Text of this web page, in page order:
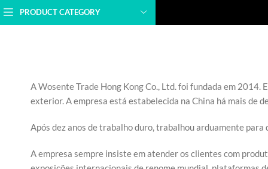
PRODUCT CATEGORY
A Wosente Trade Hong Kong Co., Ltd. foi fundada em
exterior. A empresa está estabelecida na China há mais de
Após dez anos de trabalho duro, trabalhou arduamente
A empresa sempre insiste em atender os clientes com